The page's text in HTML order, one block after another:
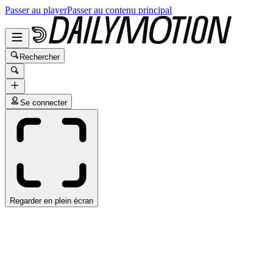
Passer au playerPasser au contenu principal
Rechercher
Se connecter
Regarder en plein écran